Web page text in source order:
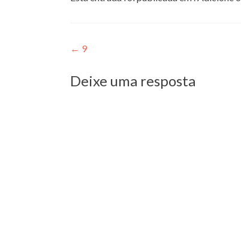
Navegação
de
Post
← 9
Deixe uma resposta